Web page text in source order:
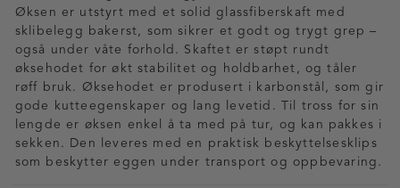
Øksen er utstyrt med et solid glassfiberskaft med
sklibelegg bakerst, som sikrer et godt og trygt grep –
også under våte forhold. Skaftet er støpt rundt
øksehodet for økt stabilitet og holdbarhet, og tåler
røff bruk. Øksehodet er produsert i karbonstål, som gir
gode kutteegenskaper og lang levetid. Til tross for sin
lengde er øksen enkel å ta med på tur, og kan pakkes i
sekken. Den leveres med en praktisk beskyttelsesklips
som beskytter eggen under transport og oppbevaring.